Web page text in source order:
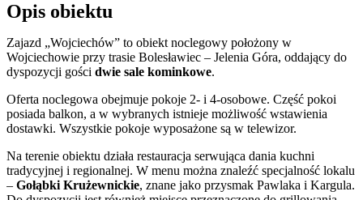
Opis obiektu
Zajazd „Wojciechów” to obiekt noclegowy położony w
Wojciechowie przy trasie Bolesławiec – Jelenia Góra, oddający do
dyspozycji gości dwie sale kominkowe.
Oferta noclegowa obejmuje pokoje 2- i 4-osobowe. Część pokoi
posiada balkon, a w wybranych istnieje możliwość wstawienia
dostawki. Wszystkie pokoje wyposażone są w telewizor.
Na terenie obiektu działa restauracja serwująca dania kuchni
tradycyjnej i regionalnej. W menu można znaleźć specjalność lokalu
– Gołąbki Krużewnickie, znane jako przysmak Pawlaka i Kargula.